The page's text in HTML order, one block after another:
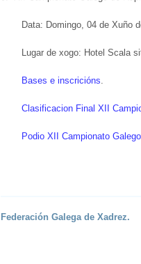
Data: Domingo, 04 de Xuño
Lugar de xogo: Hotel Scala
Bases e inscricións.
Clasificacion Final XII
Podio XII Campionato
Federación Galega de Xadrez.